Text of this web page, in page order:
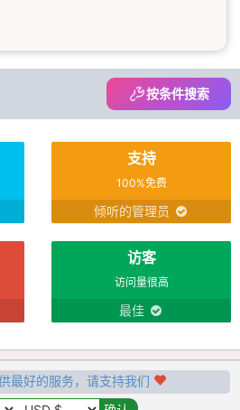
按条件搜索
支持
100%免费
倾听的管理员
访客
访问量很高
最佳
最好的服务，请支持我们